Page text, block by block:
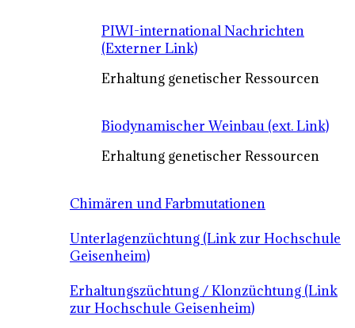
PIWI-international Nachrichten
(Externer Link)
Erhaltung genetischer Ressourcen
Biodynamischer Weinbau (ext. Link)
Erhaltung genetischer Ressourcen
Chimären und Farbmutationen
Unterlagenzüchtung (Link zur Hochschule
Geisenheim)
Erhaltungszüchtung / Klonzüchtung (Link
zur Hochschule Geisenheim)